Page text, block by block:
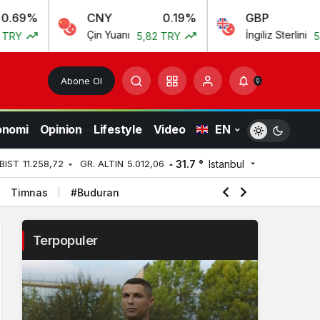
CNY 0.19%
Çin Yuanı 5,82 TRY
GBP
İngiliz Sterlini 55,54 TRY
Abone Ol 0
Opinion Lifestyle Video EN
BIST 11.258,72 GR. ALTIN 5.012,06 31.7 ° Istanbul
Timnas #Buduran
Terpopuler